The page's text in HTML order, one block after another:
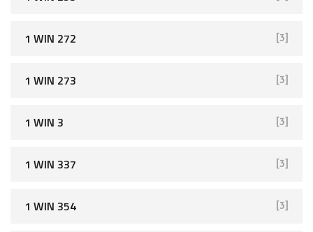
1 WIN 272 [3]
1 WIN 273 [3]
1 WIN 3 [3]
1 WIN 337 [3]
1 WIN 354 [3]